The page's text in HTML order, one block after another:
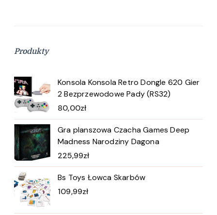
Produkty
Konsola Konsola Retro Dongle 620 Gier
2 Bezprzewodowe Pady (RS32)
80,00zł
Gra planszowa Czacha Games Deep
Madness Narodziny Dagona
225,99zł
Bs Toys Łowca Skarbów
109,99zł